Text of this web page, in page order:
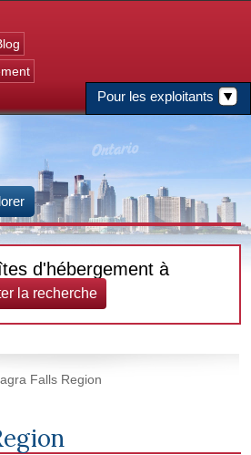
Pour les exploitants
d'hébergement à
la recherche
Falls Region